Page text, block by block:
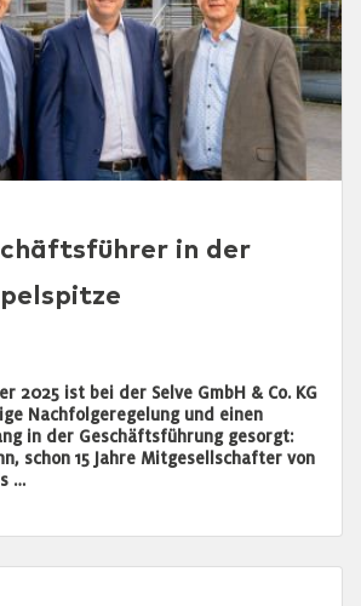
in der
2025 ist bei der Selve GmbH & Co. KG
Nachfolgeregelung und einen
in der Geschäftsführung gesorgt:
schon 15 Jahre Mitgesellschafter von
…